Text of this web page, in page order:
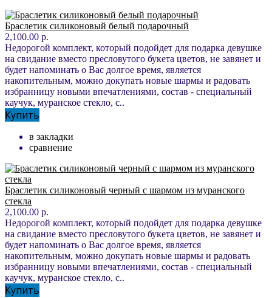
Браслетик силиконовый белый подарочный
2,100.00 р.
Недорогой комплект, который подойдет для подарка девушке
на свидание вместо пресловутого букета цветов, не завянет и
будет напоминать о Вас долгое время, является
накопительным, можно докупать новые шармы и радовать
избранницу новыми впечатлениями, состав - специальный
каучук, муранское стекло, с..
Купить
в закладки
сравнение
Браслетик силиконовый черный с шармом из муранского
стекла
2,100.00 р.
Недорогой комплект, который подойдет для подарка девушке
на свидание вместо пресловутого букета цветов, не завянет и
будет напоминать о Вас долгое время, является
накопительным, можно докупать новые шармы и радовать
избранницу новыми впечатлениями, состав - специальный
каучук, муранское стекло, с..
Купить